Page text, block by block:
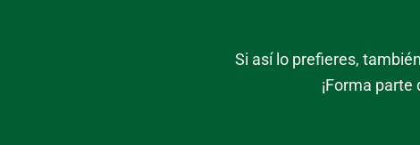
Si así lo prefieres,
¡Forma